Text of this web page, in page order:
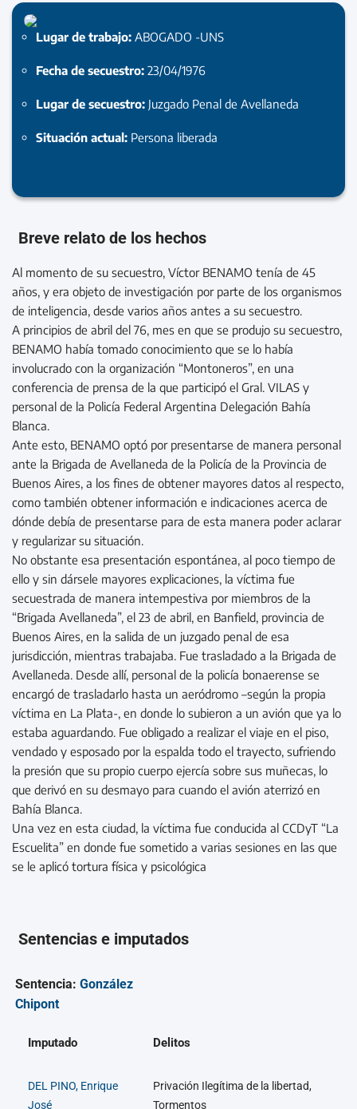
Lugar de trabajo: ABOGADO -UNS
Fecha de secuestro: 23/04/1976
Lugar de secuestro: Juzgado Penal de Avellaneda
Situación actual: Persona liberada
Breve relato de los hechos
Al momento de su secuestro, Víctor BENAMO tenía de 45
años, y era objeto de investigación por parte de los organismos
de inteligencia, desde varios años antes a su secuestro.
A principios de abril del 76, mes en que se produjo su secuestro,
BENAMO había tomado conocimiento que se lo había
involucrado con la organización “Montoneros”, en una
conferencia de prensa de la que participó el Gral. VILAS y
personal de la Policía Federal Argentina Delegación Bahía
Blanca.
Ante esto, BENAMO optó por presentarse de manera personal
ante la Brigada de Avellaneda de la Policía de la Provincia de
Buenos Aires, a los fines de obtener mayores datos al respecto,
como también obtener información e indicaciones acerca de
dónde debía de presentarse para de esta manera poder aclarar
y regularizar su situación.
No obstante esa presentación espontánea, al poco tiempo de
ello y sin dársele mayores explicaciones, la víctima fue
secuestrada de manera intempestiva por miembros de la
“Brigada Avellaneda”, el 23 de abril, en Banfield, provincia de
Buenos Aires, en la salida de un juzgado penal de esa
jurisdicción, mientras trabajaba. Fue trasladado a la Brigada de
Avellaneda. Desde allí, personal de la policía bonaerense se
encargó de trasladarlo hasta un aeródromo –según la propia
víctima en La Plata-, en donde lo subieron a un avión que ya lo
estaba aguardando. Fue obligado a realizar el viaje en el piso,
vendado y esposado por la espalda todo el trayecto, sufriendo
la presión que su propio cuerpo ejercía sobre sus muñecas, lo
que derivó en su desmayo para cuando el avión aterrizó en
Bahía Blanca.
Una vez en esta ciudad, la víctima fue conducida al CCDyT “La
Escuelita” en donde fue sometido a varias sesiones en las que
se le aplicó tortura física y psicológica
Sentencias e imputados
Sentencia:González
Chipont
Imputado Delitos
DEL PINO, Enrique
José
Privación Ilegítima de la libertad,
Tormentos